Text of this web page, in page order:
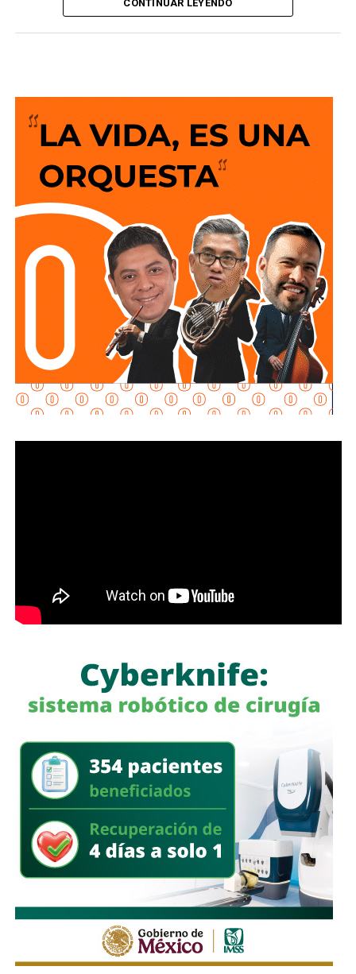
se apodera de la FENAPO
riesgo de siniestros viales. Se reformó la fracción
XIV y se adiciona, la fracción XV, recorriéndose la
Destacó que
que quienes conduzcan motocicletas o motonetas
deberán circular con las luces encendidas en todo
momento, además deportar aditamentos luminosos o
reflejantes que contribuyan a incrementar su
visibilidad y la del vehículo durante su circulación,
especialmente en condiciones de baja iluminación.
Además la disposición también señala que las personas
conductoras deberán cumplir con las demás medidas de
seguridad previstas en la legislación estatal.
La diputada Brisseire Sánchez López, explicó que
mantener las luces encendidas permite incrementar
la visibilidad de las motocicletas ante otros usuarios
de la vía, debido a que por sus dimensiones pueden ser
menos perceptibles que otros vehículos, particularmente
La legisladora destacó que, la Ley General de Movilidad y
Seguridad Vial establece la obligación de las autoridades
competentes de implementar medidas preventivas
en la mayor medida posible, la protección de la vida y la
integridad física de las personas durante sus
desplazamientos por las vías públicas.
Con la reforma aprobada, el marco regulatorio estatal
seguridad de quienes utilizan motocicletas y
atendiendo principios y estándares
CONTINUAR LEYENDO